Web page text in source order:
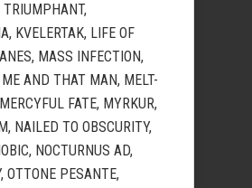
KVELERTAK, LIFE OF
MASS INFECTION,
AND THAT MAN, MELT-
FATE, MYRKUR,
NAILED TO OBSCURITY,
NOCTURNUS AD,
OTTONE PESANTE,